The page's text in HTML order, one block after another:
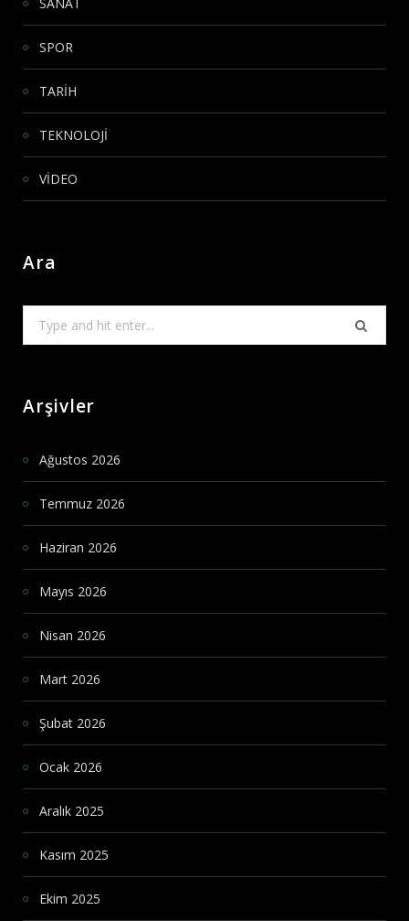
SPOR
TARİH
TEKNOLOJİ
VİDEO
Ara
for:
Arşivler
Ağustos 2026
Temmuz 2026
Haziran 2026
Mayıs 2026
Nisan 2026
Mart 2026
Şubat 2026
Ocak 2026
Aralık 2025
Kasım 2025
Ekim 2025